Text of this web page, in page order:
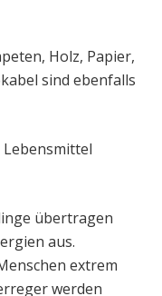
Holz, Papier,
sind ebenfalls
übertragen
aus.
extrem
werden